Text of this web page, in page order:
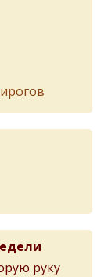
руку